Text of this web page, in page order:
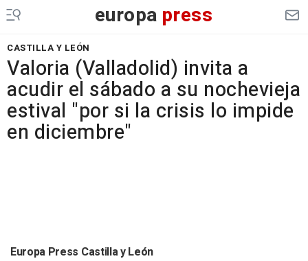
europa press
CASTILLA Y LEÓN
Valoria (Valladolid) invita a
acudir el sábado a su nochevieja
estival "por si la crisis lo impide
en diciembre"
Europa Press Castilla y León